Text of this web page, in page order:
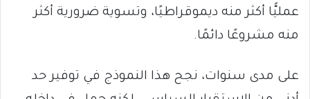
عمليًّا أكثر منه ديموقراطيًا، وتسوية ضرورية أكثر
منه مشروعًا دائمًا.
على مدى سنوات، نجح هذا النموذج في توفير حد